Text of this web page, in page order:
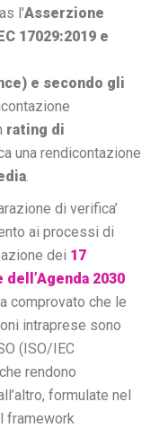
l'Asserzione
17029:2019 e
e secondo gli
rating di
una rendicontazione
.
di verifica’
ai processi di
dei 17
2030
comprovato che le
intraprese sono
(ISO/IEC
rendono
formulate nel
framework